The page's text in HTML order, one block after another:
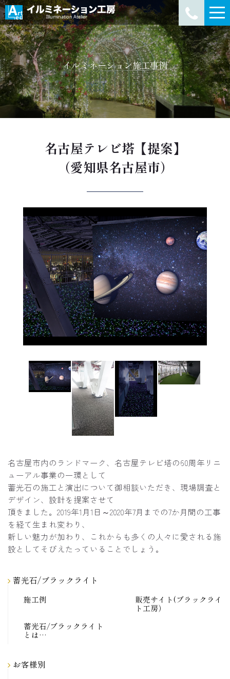
イルミネーション施工事例
蓄光石/ブラックライト
施工例
販売サイト(ブラックライ
ト工房）
蓄光石/ブラックライト
とは…
お客様別
名古屋テレビ塔【提案】
（愛知県名古屋市）
名古屋市内のランドマーク、名古屋テレビ塔の60周年リニ
ューアル事業の一環として
蓄光石の施工と演出について御相談いただき、現場調査と
デザイン、設計を提案させて
頂きました。2019年1月1日～2020年7月までの7か月間の工事
を経て生まれ変わり、
新しい魅力が加わり、これからも多くの人々に愛される施
設としてそびえたっていることでしょう。